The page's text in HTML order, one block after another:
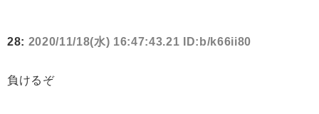
28: 2020/11/18(水) 16:47:43.21 ID:b/k66ii80
負けるぞ